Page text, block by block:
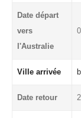
Date départ
vers
l'Australie
Ville arrivée
Date retour